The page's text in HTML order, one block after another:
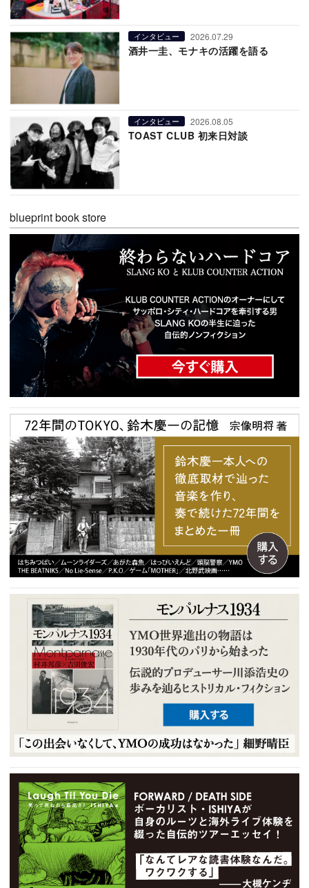
インタビュー 2026.07.29
酒井一圭、モナキの活躍を語る
インタビュー 2026.08.05
TOAST CLUB 初来日対談
blueprint book store